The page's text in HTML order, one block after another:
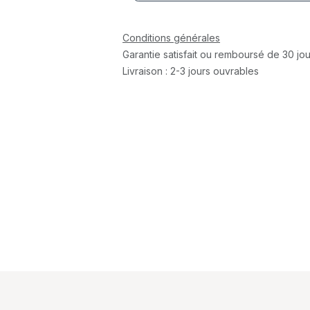
Conditions générales
Garantie satisfait ou remboursé de 30
Livraison : 2-3 jours ouvrables